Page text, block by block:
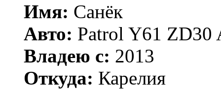
Имя: Санёк
Авто: Patrol Y61 ZD30
Владею с: 2013
Откуда: Карелия